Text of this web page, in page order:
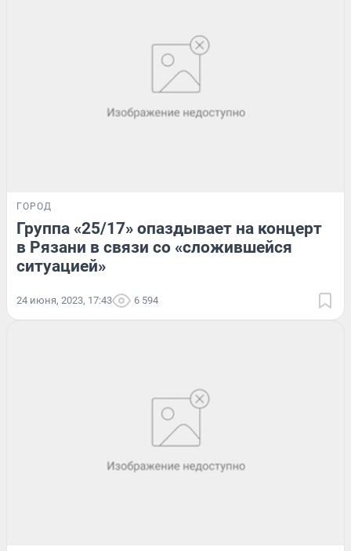
ГОРОД
Группа «25/17» опаздывает на концерт
в Рязани в связи со «сложившейся
ситуацией»
24 июня, 2023, 17:43 6 594